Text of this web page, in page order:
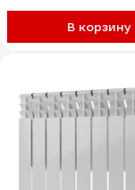
В корзину